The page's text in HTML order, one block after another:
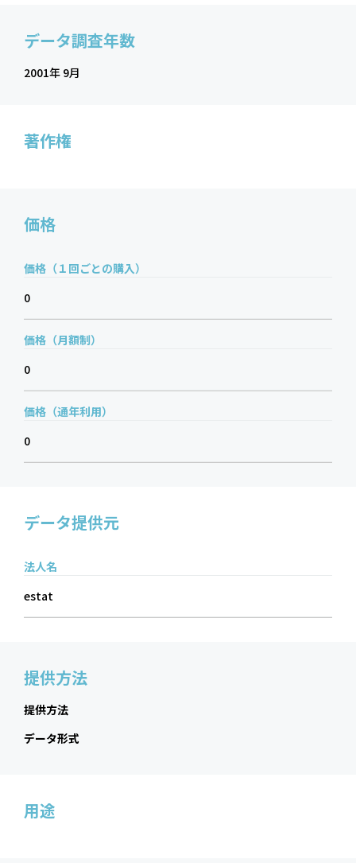
データ調査年数
2001年 9月
著作権
価格
価格（１回ごとの購入）
0
価格（月額制）
0
価格（通年利用）
0
データ提供元
法人名
estat
提供方法
提供方法
データ形式
用途